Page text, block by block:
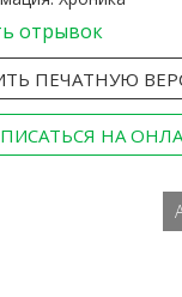
отрывок
ПЕЧАТНУЮ
НА